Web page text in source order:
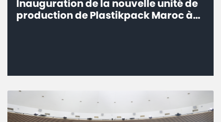
Inauguration de la nouvelle unité de
production de Plastikpack Maroc à